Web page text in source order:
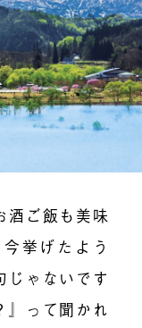
酒ご飯も美味
挙げたよう
じゃないです
』って聞かれ